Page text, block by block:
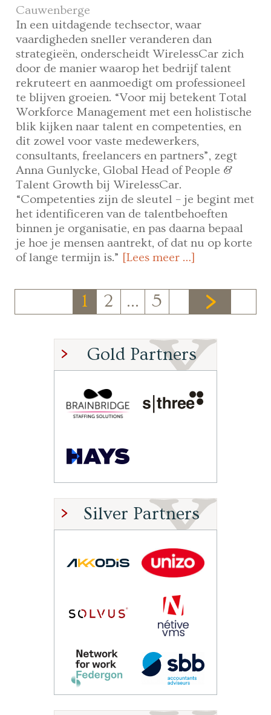
Cauwenberge
In een uitdagende techsector, waar
vaardigheden sneller veranderen dan
strategieën, onderscheidt WirelessCar zich
door de manier waarop het bedrijf talent
rekruteert en aanmoedigt om professioneel
te blijven groeien. “Voor mij betekent Total
Workforce Management met een holistische
blik kijken naar talent en competenties, en
dit zowel voor vaste medewerkers,
consultants, freelancers en partners”, zegt
Anna Gunlycke, Global Head of People &
Talent Growth bij WirelessCar.
“Competenties zijn de sleutel – je begint met
het identificeren van de talentbehoeften
binnen je organisatie, en pas daarna bepaal
je hoe je mensen aantrekt, of dat nu op korte
of lange termijn is.” [Lees meer …]
1 2 … 5
Gold Partners
Silver Partners